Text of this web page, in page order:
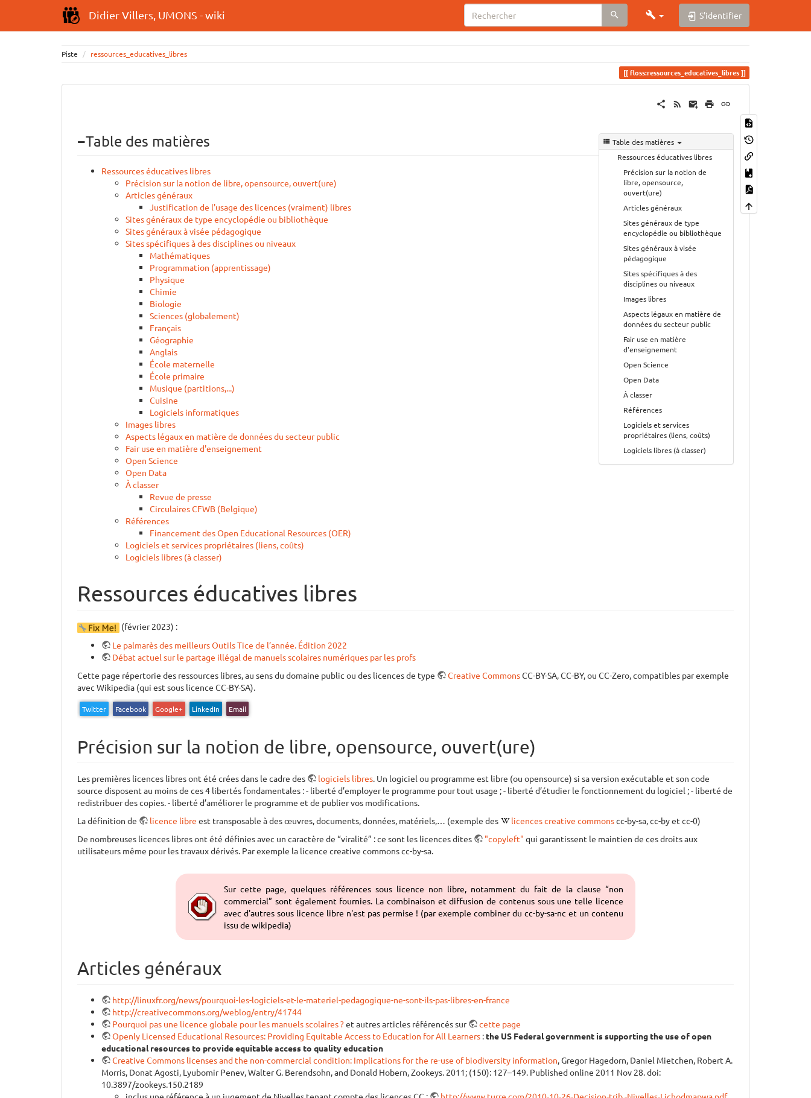
Didier Villers, UMONS - wiki S'identifier
Piste
ressources_educatives_libres
floss:ressources_educatives_libres
Table des matières
Ressources éducatives libres
Précision sur la notion de
libre, opensource,
ouvert(ure)
Articles généraux
Sites généraux de type
encyclopédie ou bibliothèque
Sites généraux à visée
pédagogique
Sites spécifiques à des
disciplines ou niveaux
Images libres
Aspects légaux en matière de
données du secteur public
Fair use en matière
d'enseignement
Open Science
Open Data
À classer
Références
Logiciels et services
propriétaires (liens, coûts)
Logiciels libres (à classer)
−Table des matières
Ressources éducatives libres
Précision sur la notion de libre, opensource, ouvert(ure)
Articles généraux
Justification de l'usage des licences (vraiment) libres
Sites généraux de type encyclopédie ou bibliothèque
Sites généraux à visée pédagogique
Sites spécifiques à des disciplines ou niveaux
Mathématiques
Programmation (apprentissage)
Physique
Chimie
Biologie
Sciences (globalement)
Français
Géographie
Anglais
École maternelle
École primaire
Musique (partitions,...)
Cuisine
Logiciels informatiques
Images libres
Aspects légaux en matière de données du secteur public
Fair use en matière d'enseignement
Open Science
Open Data
À classer
Revue de presse
Circulaires CFWB (Belgique)
Références
Financement des Open Educational Resources (OER)
Logiciels et services propriétaires (liens, coûts)
Logiciels libres (à classer)
Ressources éducatives libres
(février 2023) :
Le palmarès des meilleurs Outils Tice de l’année. Édition 2022
Débat actuel sur le partage illégal de manuels scolaires numériques par les profs
Cette page répertorie des ressources libres, au sens du domaine public ou des licences de type
Creative CommonsCC-BY-SA, CC-BY, ou CC-Zero, compatibles par exemple
avec Wikipedia (qui est sous licence CC-BY-SA).
Twitter Facebook Google+ LinkedIn Email
Précision sur la notion de libre, opensource, ouvert(ure)
Les premières licences libres ont été crées dans le cadre des logiciels libres . Un logiciel ou programme est libre (ou opensource) si sa version exécutable et son code
source disposent au moins de ces 4 libertés fondamentales : - liberté d’employer le programme pour tout usage ; - liberté d’étudier le fonctionnement du logiciel ; - liberté de
redistribuer des copies. - liberté d’améliorer le programme et de publier vos modifications.
La définition de
licence libre est transposable à des œuvres, documents, données, matériels,… (exemple des licences creative commonscc-by-sa, cc-by et cc-0)
De nombreuses licences libres ont été définies avec un caractère de “viralité” : ce sont les licences dites
"copyleft" qui garantissent le maintien de ces droits aux
utilisateurs même pour les travaux dérivés. Par exemple la licence creative commons cc-by-sa.
Sur cette page, quelques références sous licence non libre, notamment du fait de la clause “non
commercial” sont également fournies. La combinaison et diffusion de contenus sous une telle licence
avec d'autres sous licence libre n'est pas permise ! (par exemple combiner du cc-by-sa-nc et un contenu
issu de wikipedia)
Articles généraux
http://linuxfr.org/news/pourquoi-les-logiciels-et-le-materiel-pedagogique-ne-sont-ils-pas-libres-en-france
http://creativecommons.org/weblog/entry/41744
Pourquoi pas une licence globale pour les manuels scolaires ?et autres articles référencés sur
cette page
Openly Licensed Educational Resources: Providing Equitable Access to Education for All Learners : the US Federal government is supporting the use of open
educational resources to provide equitable access to quality education
Creative Commons licenses and the non-commercial condition: Implications for the re-use of biodiversity information , Gregor Hagedorn, Daniel Mietchen, Robert A.
Morris, Donat Agosti, Lyubomir Penev, Walter G. Berendsohn, and Donald Hobern, Zookeys. 2011; (150): 127–149. Published online 2011 Nov 28. doi:
10.3897/zookeys.150.2189